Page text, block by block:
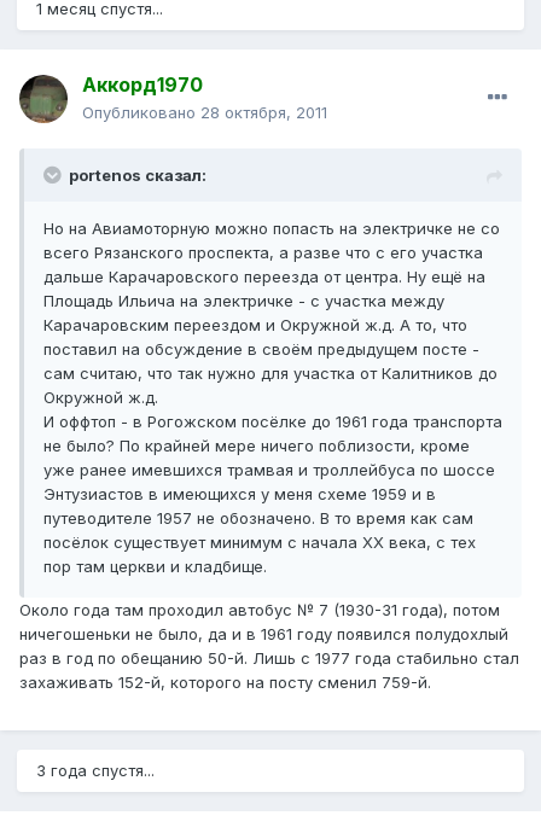
1 месяц спустя...
Аккорд1970
Опубликовано 28 октября, 2011
portenos сказал:
Но на Авиамоторную можно попасть на электричке не со
всего Рязанского проспекта, а разве что с его участка
дальше Карачаровского переезда от центра. Ну ещё на
Площадь Ильича на электричке - с участка между
Карачаровским переездом и Окружной ж.д. А то, что
поставил на обсуждение в своём предыдущем посте -
сам считаю, что так нужно для участка от Калитников до
Окружной ж.д.
И оффтоп - в Рогожском посёлке до 1961 года транспорта
не было? По крайней мере ничего поблизости, кроме
уже ранее имевшихся трамвая и троллейбуса по шоссе
Энтузиастов в имеющихся у меня схеме 1959 и в
путеводителе 1957 не обозначено. В то время как сам
посёлок существует минимум с начала ХХ века, с тех
пор там церкви и кладбище.
Около года там проходил автобус № 7 (1930-31 года), потом
ничегошеньки не было, да и в 1961 году появился полудохлый
раз в год по обещанию 50-й. Лишь с 1977 года стабильно стал
захаживать 152-й, которого на посту сменил 759-й.
3 года спустя...